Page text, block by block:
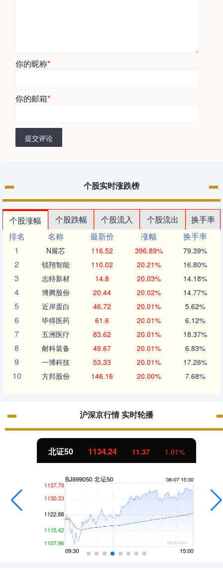
你的昵称*
你的邮箱*
提交评论
个股实时涨跌榜
个股涨幅 个股跌幅 个股流入 个股流出
换手率
排名
名称 最新价 涨幅
换手率
1
N展芯 116.52 396.89% 79.39%
2 锐翔智能 110.02 20.21% 16.80%
3 志特新材 14.8 20.03% 14.18%
4 博腾股份 20.44 20.02% 14.77%
5 近岸蛋白 46.72 20.01% 5.62%
6 毕得医药 61.6 20.01% 6.12%
7 五洲医疗 83.62 20.01% 18.37%
8 耐科装备 49.67 20.01% 6.83%
9 一博科技 53.33 20.01% 17.26%
10 方邦股份 146.16 20.00% 7.68%
沪深京行情 实时轮播
北证50 1134.24 11.37 1.01%